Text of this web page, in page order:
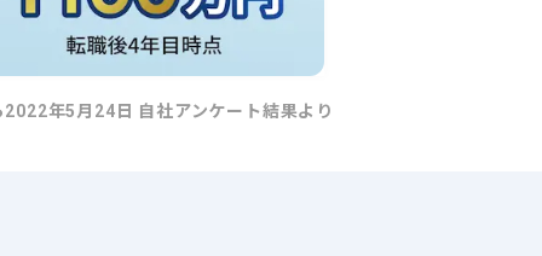
年5月24日 自社アンケート結果より